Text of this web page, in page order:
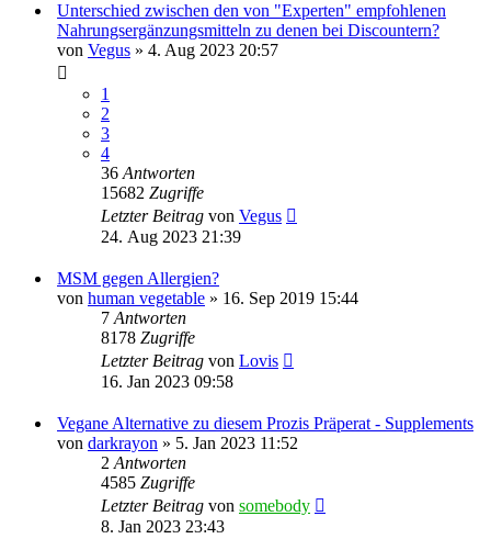
Unterschied zwischen den von "Experten" empfohlenen
Nahrungsergänzungsmitteln zu denen bei Discountern?
von Vegus » 4. Aug 2023 20:57
1
2
3
4
36 Antworten
15682 Zugriffe
Letzter Beitrag von Vegus
24. Aug 2023 21:39
MSM gegen Allergien?
von human vegetable » 16. Sep 2019 15:44
7 Antworten
8178 Zugriffe
Letzter Beitrag von Lovis
16. Jan 2023 09:58
Vegane Alternative zu diesem Prozis Präperat - Supplements
von darkrayon » 5. Jan 2023 11:52
2 Antworten
4585 Zugriffe
Letzter Beitrag von somebody
8. Jan 2023 23:43